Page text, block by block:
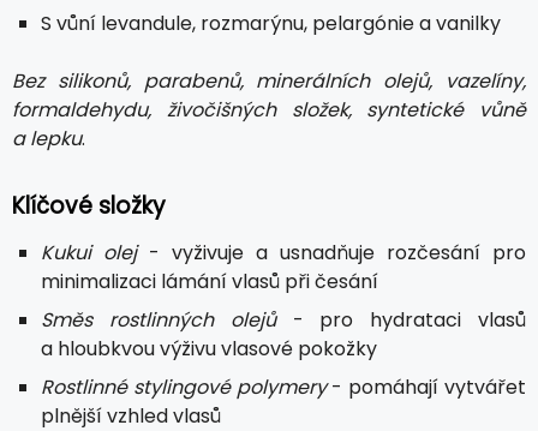
S vůní levandule, rozmarýnu, pelargónie a vanilky
Bez silikonů, parabenů, minerálních olejů, vazelíny,
formaldehydu, živočišných složek, syntetické vůně
a lepku.
Klíčové složky
Kukui olej- vyživuje a usnadňuje rozčesání pro
minimalizaci lámání vlasů při česání
Směs rostlinných olejů- pro hydrataci vlasů
a hloubkvou výživu vlasové pokožky
Rostlinné stylingové polymery- pomáhají vytvářet
plnější vzhled vlasů